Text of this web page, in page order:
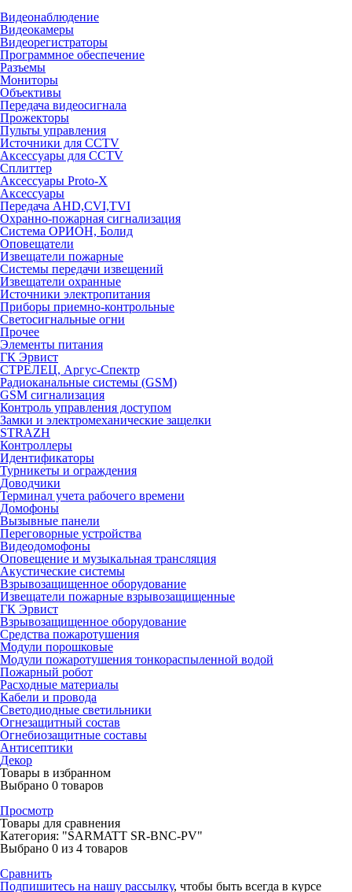
Видеонаблюдение
Видеокамеры
Видеорегистраторы
Программное обеспечение
Разъемы
Мониторы
Объективы
Передача видеосигнала
Прожекторы
Пульты управления
Источники для CCTV
Аксессуары для CCTV
Сплиттер
Аксессуары Proto-X
Аксессуары
Передача AHD,CVI,TVI
Охранно-пожарная сигнализация
Система ОРИОН, Болид
Оповещатели
Извещатели пожарные
Системы передачи извещений
Извещатели охранные
Источники электропитания
Приборы приемно-контрольные
Светосигнальные огни
Прочее
Элементы питания
ГК Эрвист
СТРЕЛЕЦ, Аргус-Спектр
Радиоканальные системы (GSM)
GSM сигнализация
Контроль управления доступом
Замки и электромеханические защелки
STRAZH
Контроллеры
Идентификаторы
Турникеты и ограждения
Доводчики
Терминал учета рабочего времени
Домофоны
Вызывные панели
Переговорные устройства
Видеодомофоны
Оповещение и музыкальная трансляция
Акустические системы
Взрывозащищенное оборудование
Извещатели пожарные взрывозащищенные
ГК Эрвист
Взрывозащищенное оборудование
Средства пожаротушения
Модули порошковые
Модули пожаротушения тонкораспыленной водой
Пожарный робот
Расходные материалы
Кабели и провода
Светодиодные светильники
Огнезащитный состав
Огнебиозащитные составы
Антисептики
Декор
Товары в избранном
Выбрано 0 товаров
Просмотр
Товары для сравнения
Категория: "SARMATT SR-BNC-PV"
Выбрано 0 из 4 товаров
Сравнить
Подпишитесь на нашу рассылку, чтобы быть всегда в курсе